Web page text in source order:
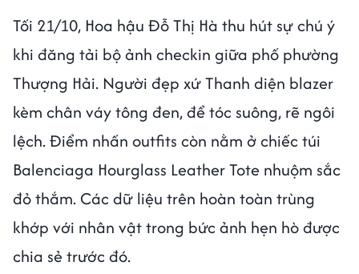
Tối 21/10, Hoa hậu Đỗ Thị Hà thu hút sự chú ý
khi đăng tải bộ ảnh checkin giữa phố phường
Thượng Hải. Người đẹp xứ Thanh diện blazer
kèm chân váy tông đen, để tóc suông, rẽ ngôi
lệch. Điểm nhấn outfits còn nằm ở chiếc túi
Balenciaga Hourglass Leather Tote nhuộm sắc
đỏ thắm. Các dữ liệu trên hoàn toàn trùng
khớp với nhân vật trong bức ảnh hẹn hò được
chia sẻ trước đó.